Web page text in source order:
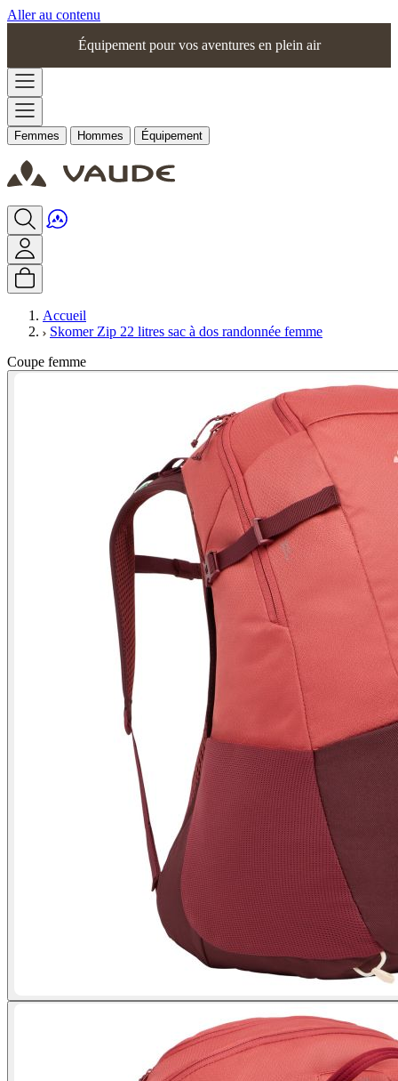
Aller au contenu
Équipement pour vos aventures en plein air
Femmes Hommes Équipement
Accueil
Skomer Zip 22 litres sac à dos randonnée femme
Coupe femme